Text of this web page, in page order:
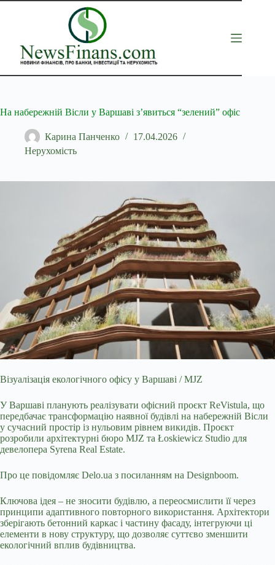
Перейти
На набережній Вісли у Варшаві з’явиться “зелений” офіс
Карина Панченко
17.04.2026
Нерухомість
Візуалізація екологічного офісу у Варшаві / MJZ
У Варшаві планують реалізувати офісний проєкт ReVistula, що
передбачає трансформацію наявної будівлі на набережній Вісли
у сучасний простір із нульовим рівнем викидів. Проєкт
розробили архітектурні бюро MJZ та Łoskiewicz Studio для
девелопера Syrena Real Estate.
Про це повідомляє Delo.ua з посиланням на Designboom.
Ключова ідея – не зносити будівлю, а переосмислити її через
принципи адаптивного повторного використання. Архітектори
зберігають бетонний каркас і частину фасаду, інтегруючи ці
елементи в нову структуру, що дозволяє суттєво зменшити
екологічний вплив будівництва.